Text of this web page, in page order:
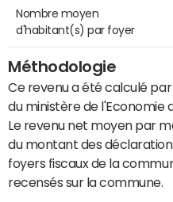
Nombre moyen
d'habitant(s) par foyer
Méthodologie
Ce revenu a été calculé
du ministère de l'Economie
Le revenu net moyen par
du montant des
foyers fiscaux de la
recensés sur la commune.